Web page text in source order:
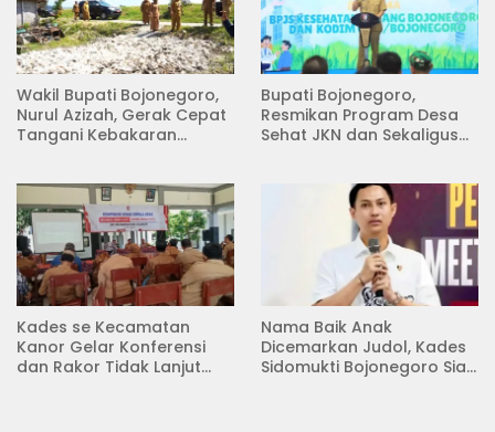
Wakil Bupati Bojonegoro,
Nurul Azizah, Gerak Cepat
Tangani Kebakaran
Bupati Bojonegoro,
Resmikan Program Desa
Sehat JKN dan Sekaligus
Kades se Kecamatan
Kanor Gelar Konferensi
dan Rakor Tidak Lanjut
Nama Baik Anak
Dicemarkan Judol, Kades
Sidomukti Bojonegoro Siap